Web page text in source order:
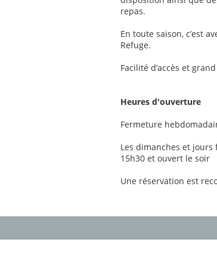
repas.
En toute saison, c’est
Refuge.
Facilité d’accès et
Heures d'ouverture
Fermeture
Les dimanches et jours
15h30 et ouvert le soir
Une réservation est